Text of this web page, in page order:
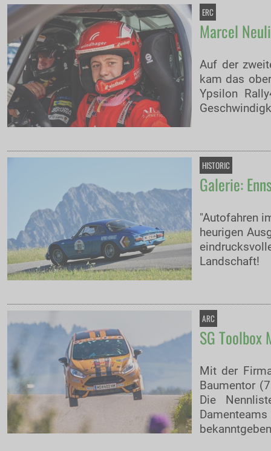
ERC
Marcel
Auf der
kam das
Ypsilon
HISTORIC
Galerie:
"Autofahren
heurigen
Landschaft!
ARC
SG
Mit der
Baumentor
Die